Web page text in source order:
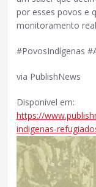
por esses povos e
monitoramento
#PovosIndígenas
via PublishNews
Disponível em:
https://
indigenas-